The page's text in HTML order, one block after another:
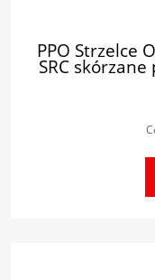
PPO Strzelce
SRC